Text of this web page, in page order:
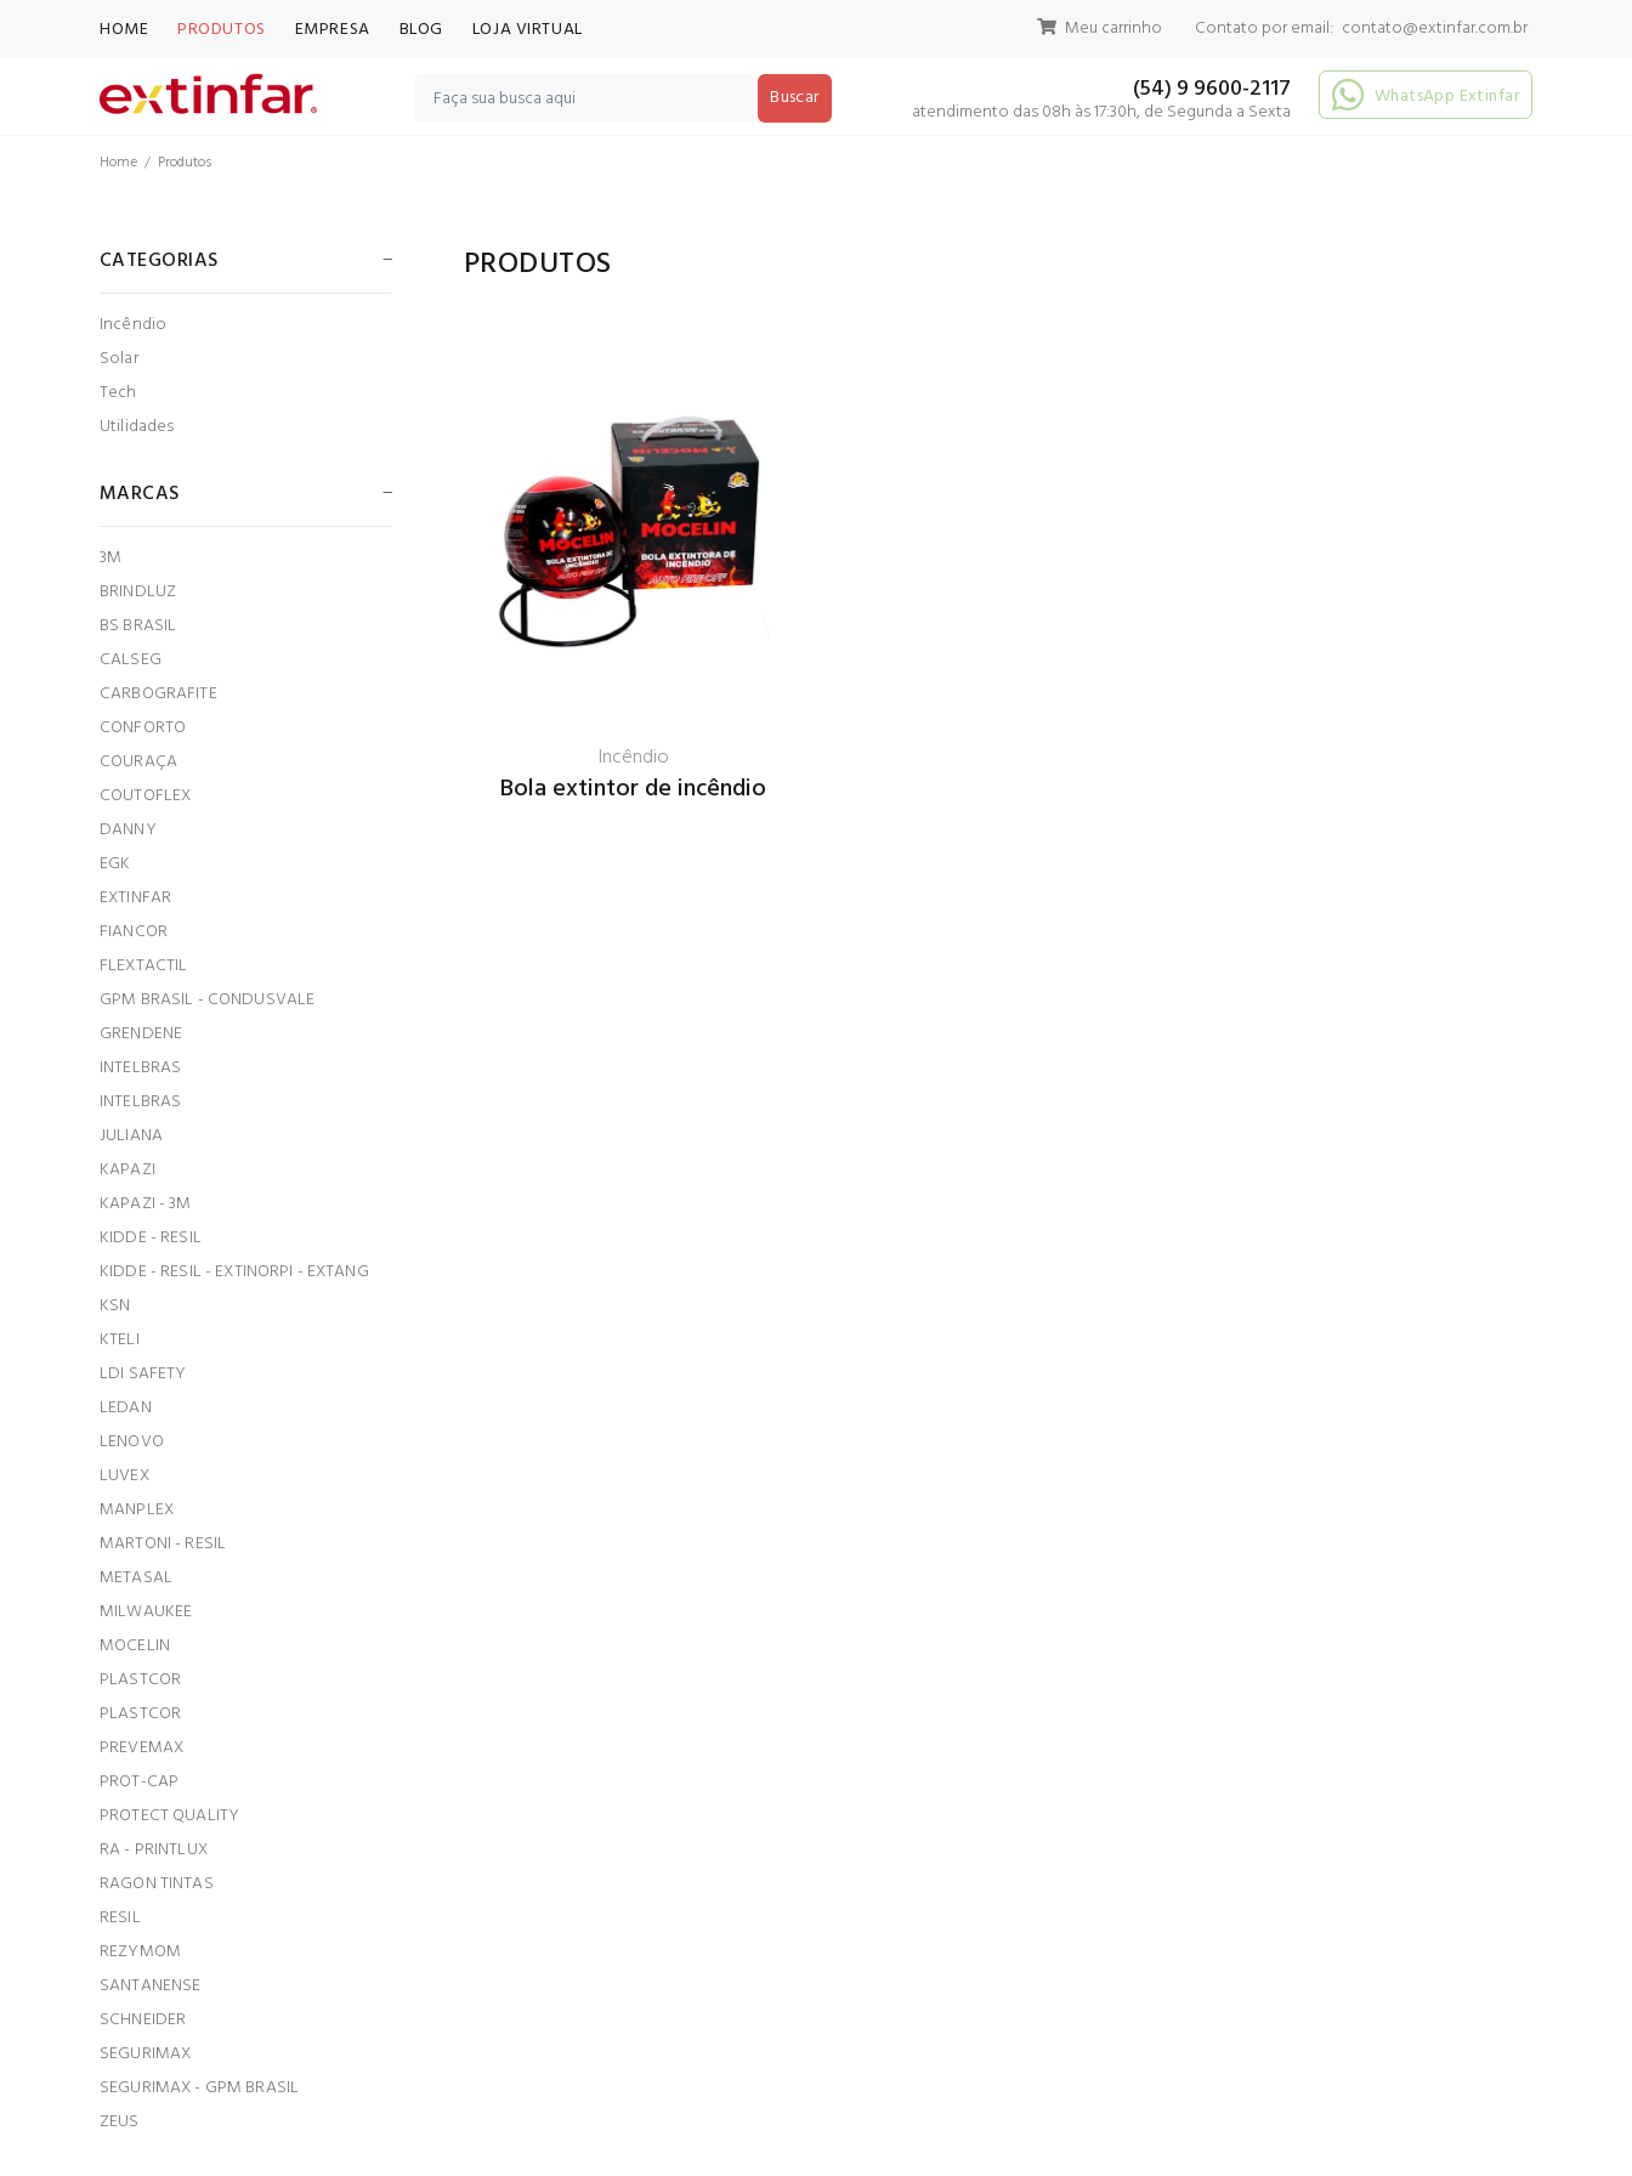
HOME PRODUTOS EMPRESA BLOG LOJA VIRTUAL Meu carrinho Contato por email: contato@extinfar.com.br
Buscar (54) 9 9600-2117
atendimento das 08h às 17:30h, de Segunda a Sexta
WhatsApp Extinfar
Home Produtos
CATEGORIAS
Incêndio
Solar
Tech
Utilidades
MARCAS
3M
BRINDLUZ
BS BRASIL
CALSEG
CARBOGRAFITE
CONFORTO
COURAÇA
COUTOFLEX
DANNY
EGK
EXTINFAR
FIANCOR
FLEXTACTIL
GPM BRASIL - CONDUSVALE
GRENDENE
INTELBRAS
INTELBRAS
JULIANA
KAPAZI
KAPAZI - 3M
KIDDE - RESIL
KIDDE - RESIL - EXTINORPI - EXTANG
KSN
KTELI
LDI SAFETY
LEDAN
LENOVO
LUVEX
MANPLEX
MARTONI - RESIL
METASAL
MILWAUKEE
MOCELIN
PLASTCOR
PLASTCOR
PREVEMAX
PROT-CAP
PROTECT QUALITY
RA - PRINTLUX
RAGON TINTAS
RESIL
REZYMOM
SANTANENSE
SCHNEIDER
SEGURIMAX
SEGURIMAX - GPM BRASIL
ZEUS
PRODUTOS
Incêndio
Bola extintor de incêndio